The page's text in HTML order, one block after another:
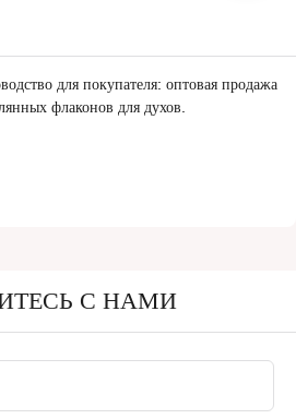
для покупателя: оптовая продажа
флаконов для духов.
С НАМИ